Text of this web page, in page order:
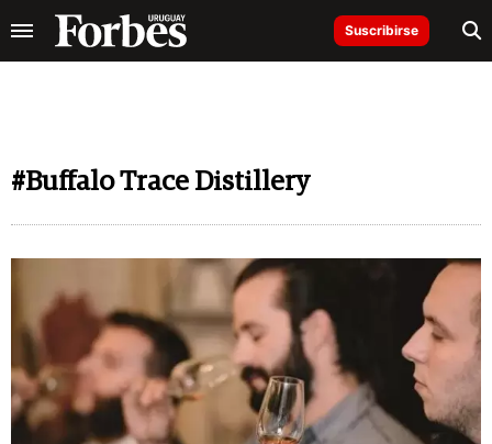
Suscribirse
#Buffalo Trace Distillery